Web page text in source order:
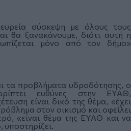
σύσκεψη με όλους τους
θα ξανακάνουμε, διότι αυτή η
μόνο από τον δήμο»
τα προβλήματα υδροδότησης, ο
ευθύνες στην ΕΥΑΘ,
είναι δικό της θέμα, «έχει
στον οικισμό και οφείλει
«είναι θέμα της ΕΥΑΘ και να
υποστηρίζει.